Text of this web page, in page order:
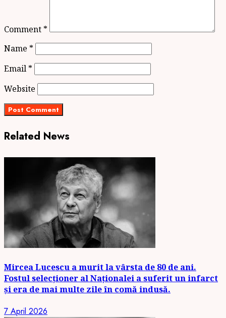
Comment *
Name *
Email *
Website
Related News
Mircea Lucescu a murit la vârsta de 80 de ani.
Fostul selecționer al Naționalei a suferit un infarct
și era de mai multe zile în comă indusă.
7 April 2026